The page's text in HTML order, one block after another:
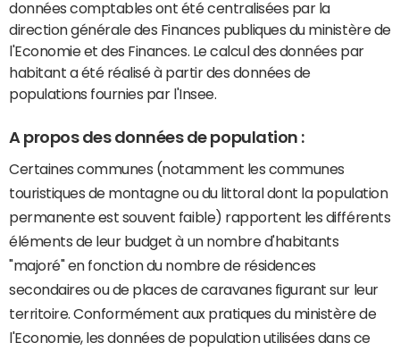
données comptables ont été centralisées par la
direction générale des Finances publiques du ministère de
l'Economie et des Finances. Le calcul des données par
habitant a été réalisé à partir des données de
populations fournies par l'Insee.
A propos des données de population :
Certaines communes (notamment les communes
touristiques de montagne ou du littoral dont la population
permanente est souvent faible) rapportent les différents
éléments de leur budget à un nombre d'habitants
"majoré" en fonction du nombre de résidences
secondaires ou de places de caravanes figurant sur leur
territoire. Conformément aux pratiques du ministère de
l'Economie, les données de population utilisées dans ce